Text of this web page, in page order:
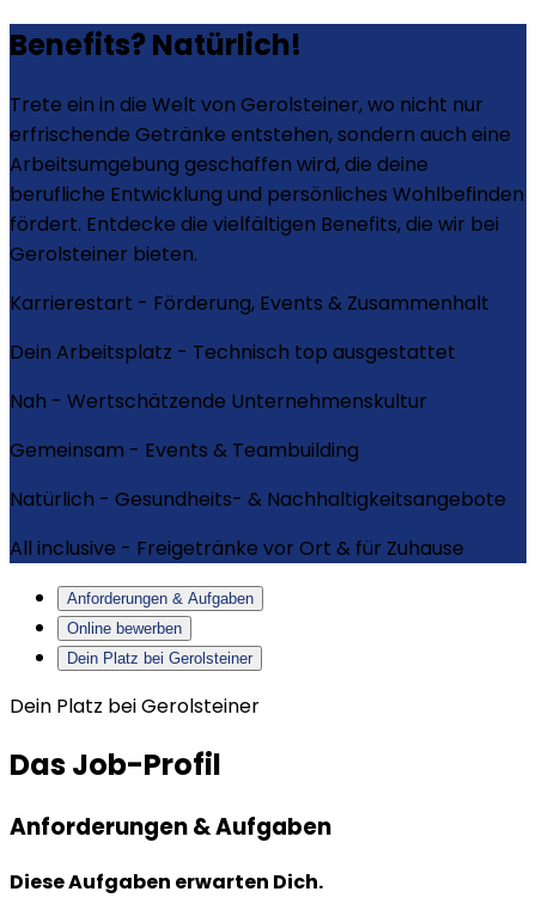
Benefits? Natürlich!
Trete ein in die Welt von Gerolsteiner, wo nicht nur
erfrischende Getränke entstehen, sondern auch eine
Arbeitsumgebung geschaffen wird, die deine
berufliche Entwicklung und persönliches Wohlbefinden
fördert. Entdecke die vielfältigen Benefits, die wir bei
Gerolsteiner bieten.
Karrierestart - Förderung, Events & Zusammenhalt
Dein Arbeitsplatz - Technisch top ausgestattet
Nah - Wertschätzende Unternehmenskultur
Gemeinsam - Events & Teambuilding
Natürlich - Gesundheits- & Nachhaltigkeitsangebote
All inclusive - Freigetränke vor Ort & für Zuhause
Anforderungen & Aufgaben
Online bewerben
Dein Platz bei Gerolsteiner
Dein Platz bei Gerolsteiner
Das Job-Profil
Anforderungen & Aufgaben
Diese Aufgaben erwarten Dich.